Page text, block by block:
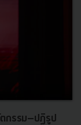
ตกรรม–ปฏิรูป